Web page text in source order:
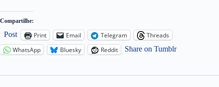
Compartilhe:
Post Print Email Telegram
Threads
WhatsApp
Bluesky Reddit Share on Tumblr